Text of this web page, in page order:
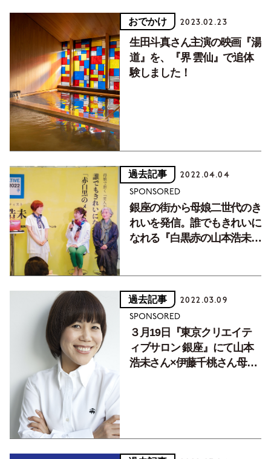
おでかけ 2023.02.23
生田斗真さん主演の映画『湯
道』を、『界 雲仙』で追体
験しました！
過去記事 2022.04.04
SPONSORED
銀座の街から母娘二世代のき
れいを発信。誰でもきれいに
なれる『白黒赤の山本浩未メ
過去記事 2022.03.09
SPONSORED
３月19日『東京クリエイテ
ィブサロン 銀座』にて山本
浩未さん×伊藤千桃さん母娘